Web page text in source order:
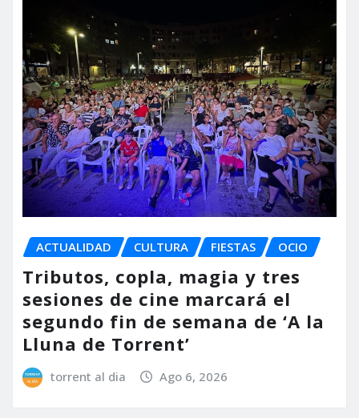
ACTUALIDAD CULTURA FIESTAS OCIO
Tributos, copla, magia y tres
sesiones de cine marcará el
segundo fin de semana de ‘A la
Lluna de Torrent’
torrent al dia Ago 6, 2026